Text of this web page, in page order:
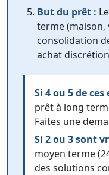
But du prêt :
terme (maison,
consolidation
achat
Si 4 ou 5 de
prêt à long
Faites une
Si 2 ou 3 sont
moyen terme
des solutions